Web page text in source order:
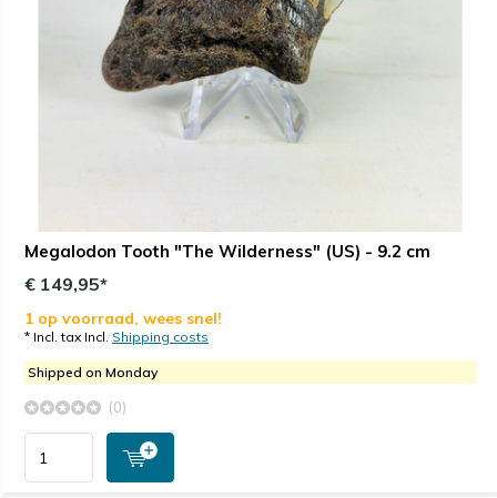
Megalodon Tooth "The Wilderness" (US) - 9.2 cm
€ 149,95*
1 op voorraad, wees snel!
* Incl. tax Incl. Shipping costs
Shipped on Monday
(0)